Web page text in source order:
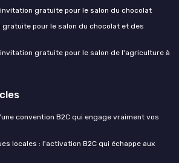
gratuite pour le salon du chocolat
pour le salon du chocolat et des
gratuite pour le salon de l'agriculture à
convention B2C qui engage vraiment vos
locales : l'activation B2C qui échappe aux